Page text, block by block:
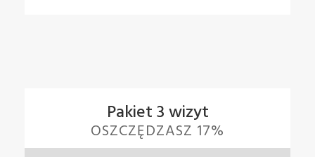
Pakiet 3 wizyt
OSZCZĘDZASZ 17%